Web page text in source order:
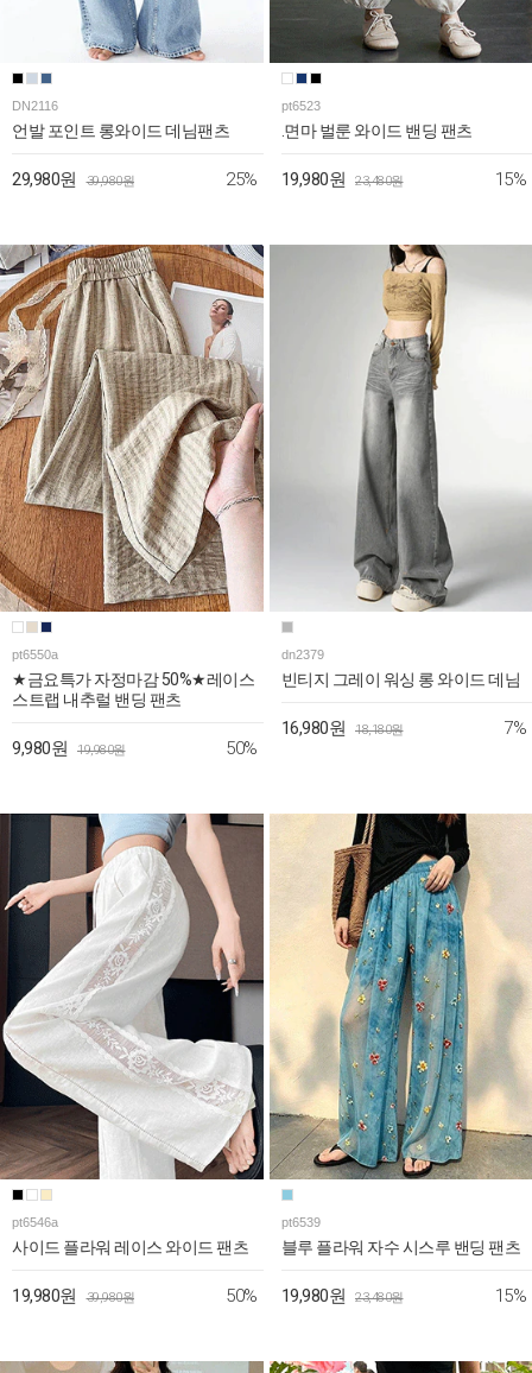
DN2116
언발 포인트 롱와이드 데님팬츠
29,980원 39,980원 25%
pt6523
.면마 벌룬 와이드 밴딩 팬츠
19,980원 23,480원 15%
pt6550a
★금요특가 자정마감 50%★레이스
스트랩 내추럴 밴딩 팬츠
9,980원 19,980원 50%
dn2379
빈티지 그레이 워싱 롱 와이드 데님
16,980원 18,180원 7%
pt6546a
사이드 플라워 레이스 와이드 팬츠
19,980원 39,980원 50%
pt6539
블루 플라워 자수 시스루 밴딩 팬츠
19,980원 23,480원 15%